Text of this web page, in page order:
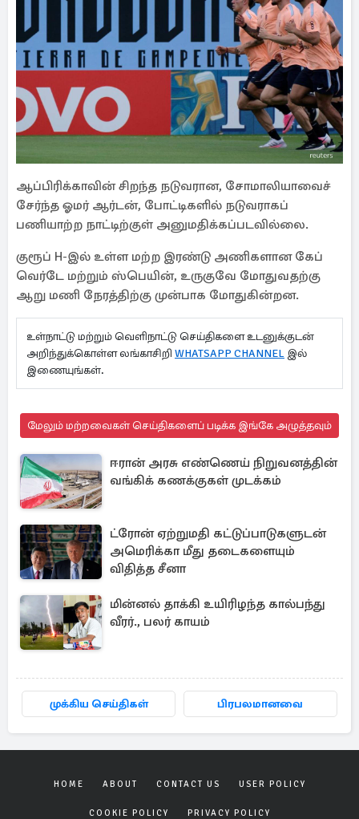
ஆப்பிரிக்காவின் சிறந்த நடுவரான, சோமாலியாவைச்
சேர்ந்த ஓமர் ஆர்டன், போட்டிகளில் நடுவராகப்
பணியாற்ற நாட்டிற்குள் அனுமதிக்கப்படவில்லை.
குரூப் H-இல் உள்ள மற்ற இரண்டு அணிகளான கேப்
வெர்டே மற்றும் ஸ்பெயின், உருகுவே மோதுவதற்கு
ஆறு மணி நேரத்திற்கு முன்பாக மோதுகின்றன.
உள்நாட்டு மற்றும் வெளிநாட்டு செய்திகளை உடனுக்குடன்
அறிந்துக்கொள்ள லங்காசிறி WHATSAPP CHANNEL இல்
இணையுங்கள்.
மேலும் மற்றவைகள் செய்திகளைப் படிக்க இங்கே அழுத்தவும்
ஈரான் அரசு எண்ணெய் நிறுவனத்தின்
வங்கிக் கணக்குகள் முடக்கம்
ட்ரோன் ஏற்றுமதி கட்டுப்பாடுகளுடன்
அமெரிக்கா மீது தடைகளையும்
விதித்த சீனா
மின்னல் தாக்கி உயிரிழந்த கால்பந்து
வீரர்., பலர் காயம்
முக்கிய செய்திகள் பிரபலமானவை
HOME ABOUT CONTACT US USER POLICY
COOKIE POLICY PRIVACY POLICY